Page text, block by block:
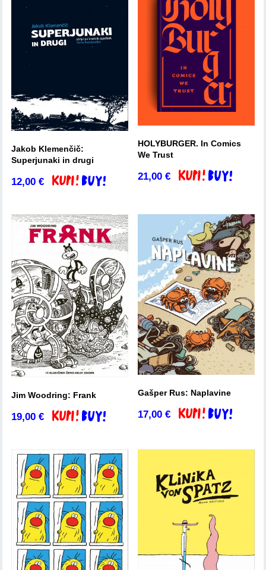
Jakob Klemenčič:
Superjunaki in drugi
12,00€ Dodaj v košarico
HOLYBURGER. In Comics
We Trust
21,00€ Dodaj v košarico
Jim Woodring: Frank
19,00€ Dodaj v košarico
Gašper Rus: Naplavine
17,00€ Dodaj v košarico